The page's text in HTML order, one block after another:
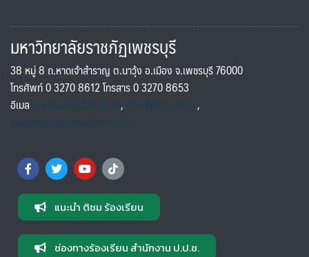
มหาวิทยาลัยราชภัฏเพชรบุรี
38 หมู่ 8 ถ.หาดเจ้าสำราญ ต.นาวุ้ง อ.เมือง จ.เพชรบุรี 76000
โทรศัพท์ 0 3270 8612 โทรสาร 0 3270 8653
อีเมล saraban@pbru.ac.th, info@pbru.ac.th,
international@mail.pbru.ac.th
แนะนำ ติชม ร้องเรียน
ช่องทางร้องเรียน สำนักงาน ป.ป.ช.